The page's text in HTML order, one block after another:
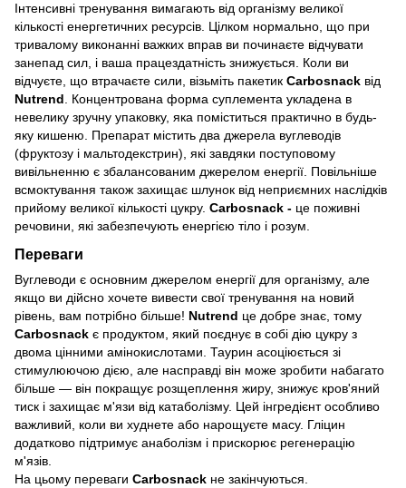
Інтенсивні тренування вимагають від організму великої
кількості енергетичних ресурсів. Цілком нормально, що при
тривалому виконанні важких вправ ви починаєте відчувати
занепад сил, і ваша працездатність знижується. Коли ви
відчуєте, що втрачаєте сили, візьміть пакетик Carbosnack від
Nutrend . Концентрована форма суплемента укладена в
невелику зручну упаковку, яка поміститься практично в будь-
яку кишеню. Препарат містить два джерела вуглеводів
(фруктозу і мальтодекстрин), які завдяки поступовому
вивільненню є збалансованим джерелом енергії. Повільніше
всмоктування також захищає шлунок від неприємних наслідків
прийому великої кількості цукру. Carbosnack - це поживні
речовини, які забезпечують енергією тіло і розум.
Переваги
Вуглеводи є основним джерелом енергії для організму, але
якщо ви дійсно хочете вивести свої тренування на новий
рівень, вам потрібно більше! Nutrend це добре знає, тому
Carbosnack є продуктом, який поєднує в собі дію цукру з
двома цінними амінокислотами. Таурин асоціюється зі
стимулюючою дією, але насправді він може зробити набагато
більше — він покращує розщеплення жиру, знижує кров'яний
тиск і захищає м'язи від катаболізму. Цей інгредієнт особливо
важливий, коли ви худнете або нарощуєте масу. Гліцин
додатково підтримує анаболізм і прискорює регенерацію
м'язів.
На цьому переваги Carbosnack не закінчуються.